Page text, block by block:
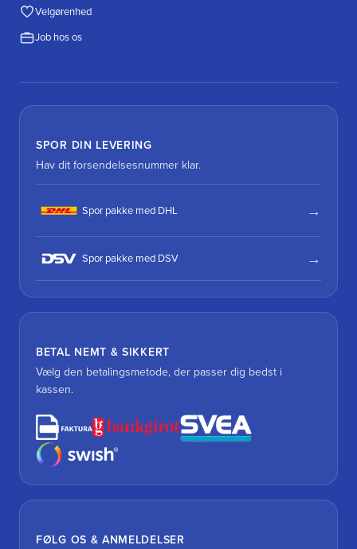
Velgørenhed
Job hos os
SPOR DIN LEVERING
Hav dit forsendelsesnummer klar.
Spor pakke med DHL
Spor pakke med DSV
BETAL NEMT & SIKKERT
Vælg den betalingsmetode, der passer dig bedst i
kassen.
FØLG OS & ANMELDELSER